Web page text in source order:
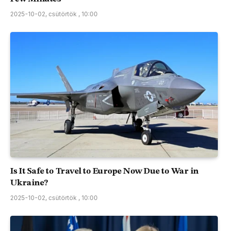
2025-10-02, csütörtök , 10:00
Is It Safe to Travel to Europe Now Due to War in
Ukraine?
2025-10-02, csütörtök , 10:00